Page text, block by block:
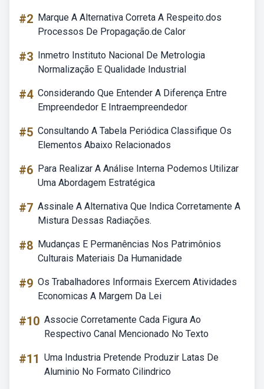
#2 Marque A Alternativa Correta A Respeito.dos
Processos De Propagação.de Calor
#3 Inmetro Instituto Nacional De Metrologia
Normalização E Qualidade Industrial
#4 Considerando Que Entender A Diferença Entre
Empreendedor E Intraempreendedor
#5 Consultando A Tabela Periódica Classifique Os
Elementos Abaixo Relacionados
#6 Para Realizar A Análise Interna Podemos Utilizar
Uma Abordagem Estratégica
#7 Assinale A Alternativa Que Indica Corretamente A
Mistura Dessas Radiações.
#8 Mudanças E Permanências Nos Patrimônios
Culturais Materiais Da Humanidade
#9 Os Trabalhadores Informais Exercem Atividades
Economicas A Margem Da Lei
#10 Associe Corretamente Cada Figura Ao
Respectivo Canal Mencionado No Texto
#11 Uma Industria Pretende Produzir Latas De
Aluminio No Formato Cilindrico